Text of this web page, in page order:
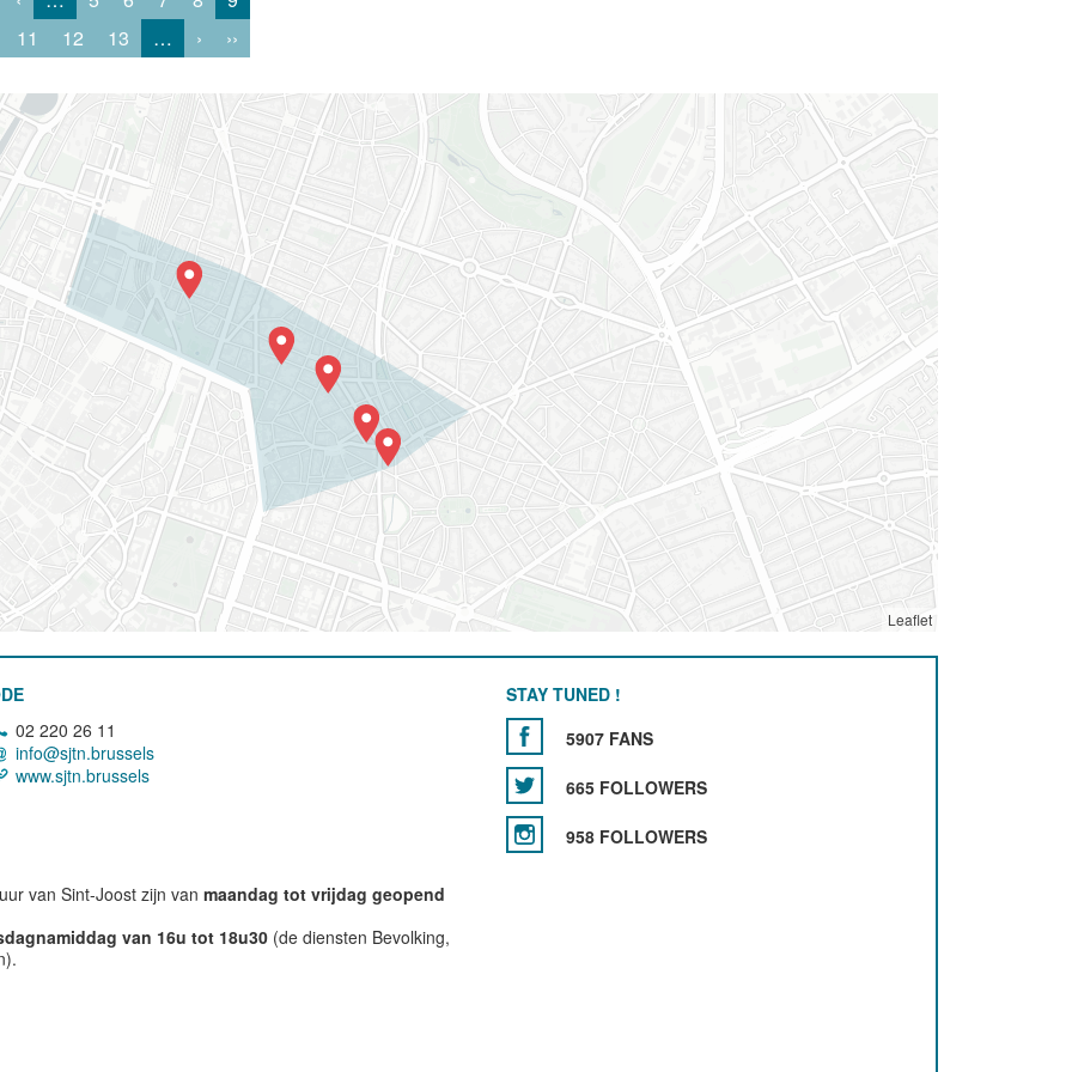
11
12 13 … › ››
Leaflet
02 220 26 11
info@sjtn.brussels
www.sjtn.brussels
van Sint-Joost zijn vanmaandag tot vrijdag geopend
van 16u tot 18u30 (de diensten Bevolking,
STAY TUNED !
5907 FANS
665 FOLLOWERS
958 FOLLOWERS